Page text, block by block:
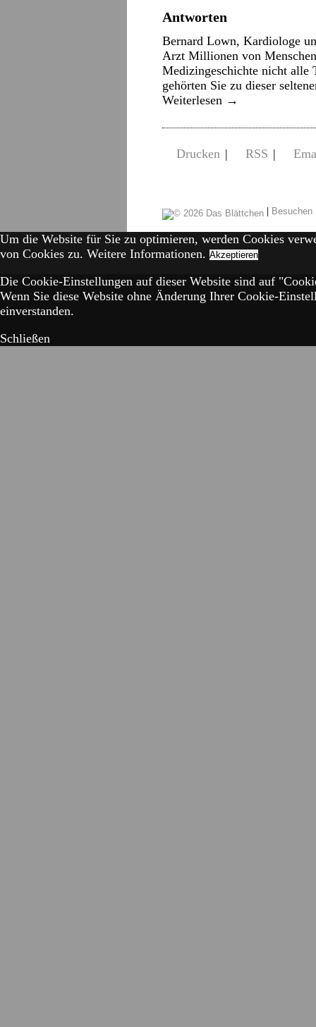
Antworten
Bernard Lown, Kardiologe
Arzt Millionen von
Medizingeschichte nicht
gehörten Sie zu dieser
Weiterlesen →
Drucken | RSS |
|
Um die Website für Sie zu optimieren, werden Cookies
von Cookies zu. Weitere Informationen. Akzeptieren
Die Cookie-Einstellungen auf dieser Website sind auf
Wenn Sie diese Website ohne Änderung Ihrer Cookie-
einverstanden.
Schließen